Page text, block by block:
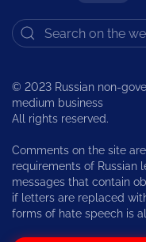
© 2023 Russian non-
medium business
All rights reserved.
Comments on the site
requirements of Russian
messages that contain
if letters are replaced
forms of hate speech is